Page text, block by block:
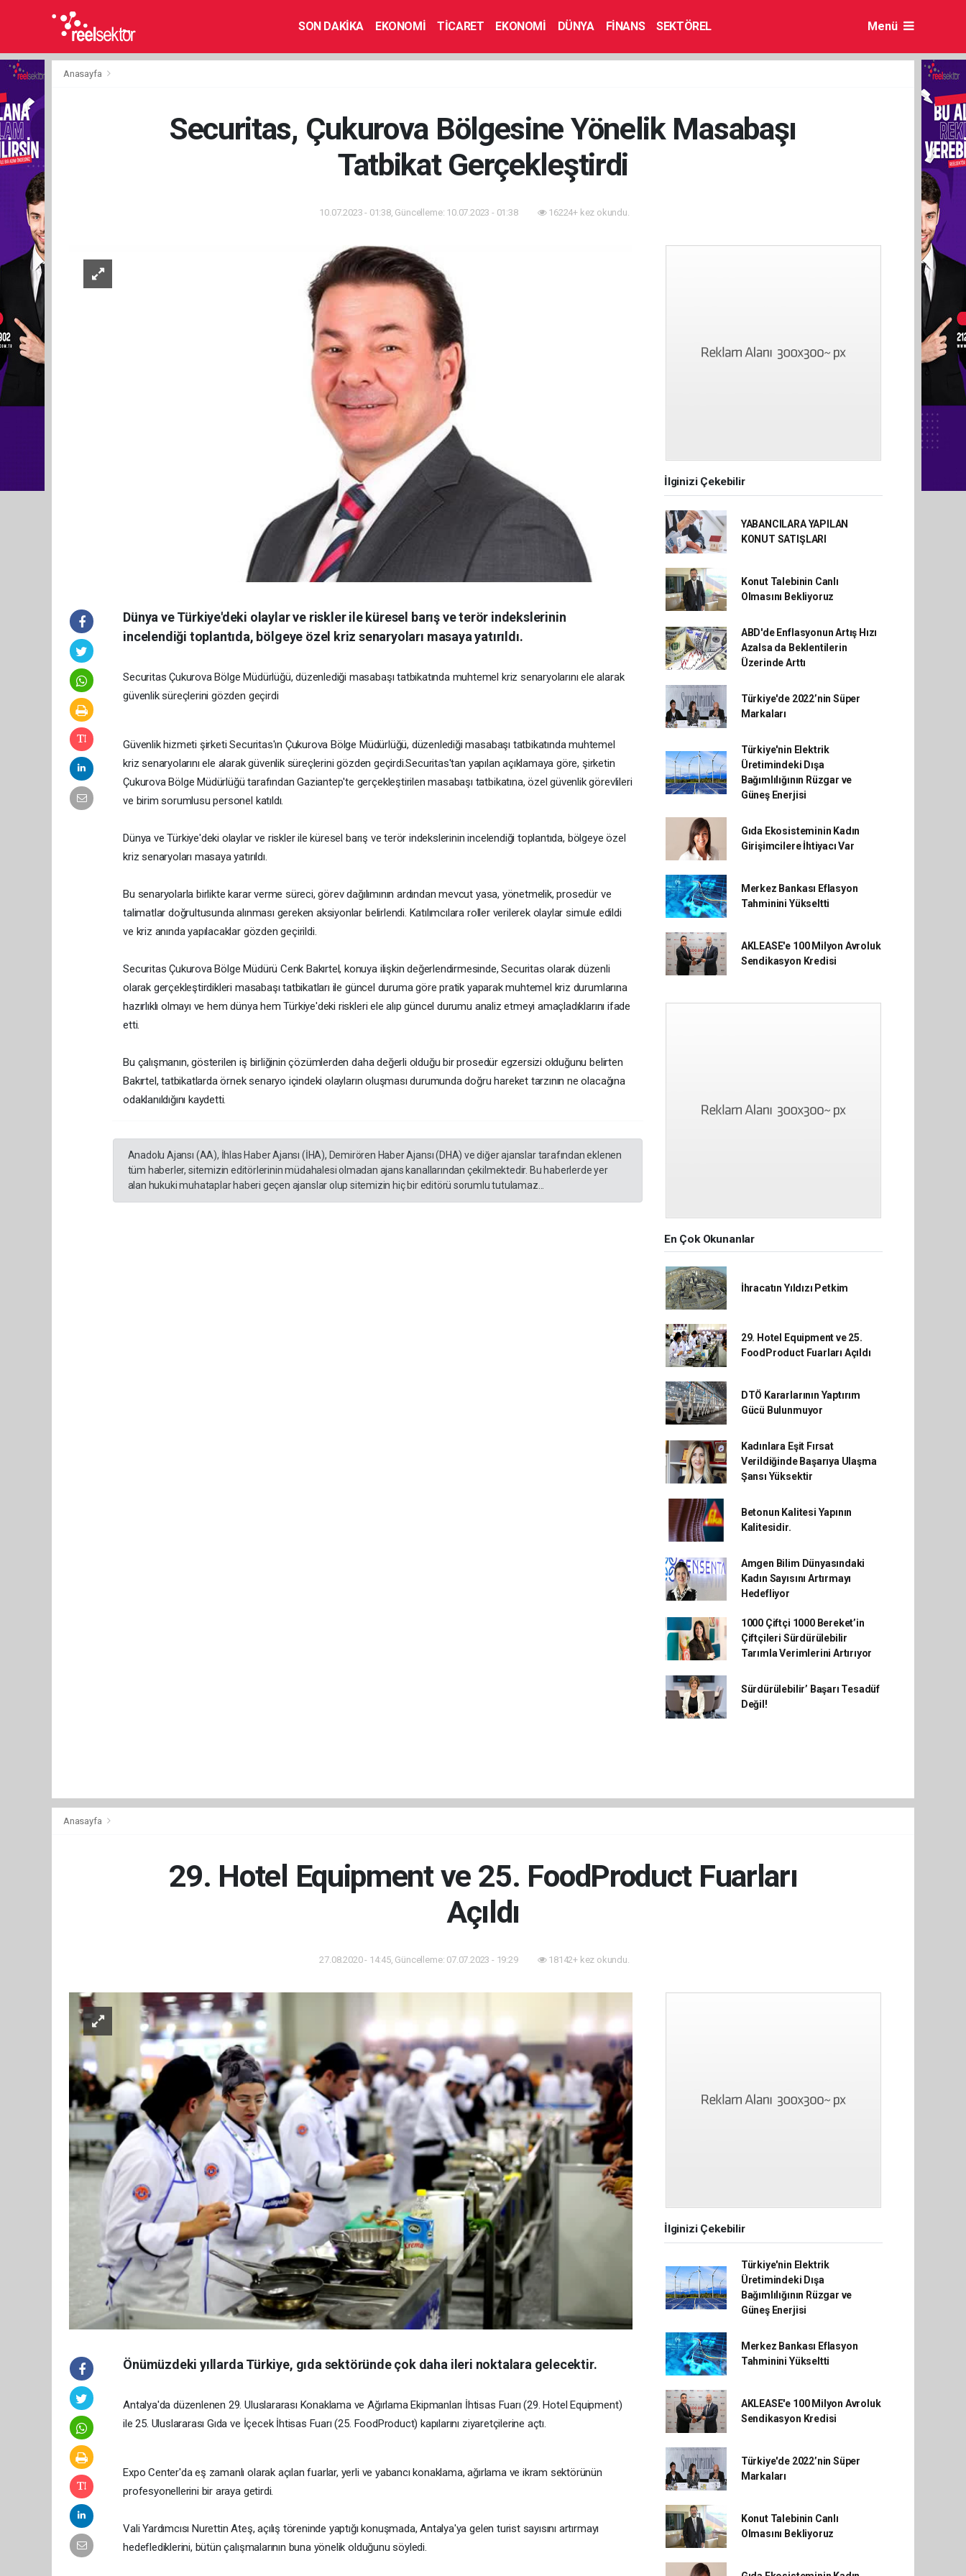
SON DAKİKA EKONOMİ TİCARET EKONOMİ DÜNYA FİNANS SEKTÖREL Menü
Anasayfa
Securitas, Çukurova Bölgesine Yönelik Masabaşı
Tatbikat Gerçekleştirdi
10.07.2023 - 01:38, Güncelleme: 10.07.2023 - 01:38 16224+ kez okundu.
Dünya ve Türkiye'deki olaylar ve riskler ile küresel barış ve terör indekslerinin
incelendiği toplantıda, bölgeye özel kriz senaryoları masaya yatırıldı.
Securitas Çukurova Bölge Müdürlüğü, düzenlediği masabaşı tatbikatında muhtemel kriz senaryolarını ele alarak
güvenlik süreçlerini gözden geçirdi
Güvenlik hizmeti şirketi Securitas'ın Çukurova Bölge Müdürlüğü, düzenlediği masabaşı tatbikatında muhtemel
kriz senaryolarını ele alarak güvenlik süreçlerini gözden geçirdi.Securitas'tan yapılan açıklamaya göre, şirketin
Çukurova Bölge Müdürlüğü tarafından Gaziantep'te gerçekleştirilen masabaşı tatbikatına, özel güvenlik görevlileri
ve birim sorumlusu personel katıldı.
Dünya ve Türkiye'deki olaylar ve riskler ile küresel barış ve terör indekslerinin incelendiği toplantıda, bölgeye özel
kriz senaryoları masaya yatırıldı.
Bu senaryolarla birlikte karar verme süreci, görev dağılımının ardından mevcut yasa, yönetmelik, prosedür ve
talimatlar doğrultusunda alınması gereken aksiyonlar belirlendi. Katılımcılara roller verilerek olaylar simule edildi
ve kriz anında yapılacaklar gözden geçirildi.
Securitas Çukurova Bölge Müdürü Cenk Bakırtel, konuya ilişkin değerlendirmesinde, Securitas olarak düzenli
olarak gerçekleştirdikleri masabaşı tatbikatları ile güncel duruma göre pratik yaparak muhtemel kriz durumlarına
hazırlıklı olmayı ve hem dünya hem Türkiye'deki riskleri ele alıp güncel durumu analiz etmeyi amaçladıklarını ifade
etti.
Bu çalışmanın, gösterilen iş birliğinin çözümlerden daha değerli olduğu bir prosedür egzersizi olduğunu belirten
Bakırtel, tatbikatlarda örnek senaryo içindeki olayların oluşması durumunda doğru hareket tarzının ne olacağına
odaklanıldığını kaydetti.
Anadolu Ajansı (AA), İhlas Haber Ajansı (İHA), Demirören Haber Ajansı (DHA) ve diğer ajanslar tarafından eklenen
tüm haberler, sitemizin editörlerinin müdahalesi olmadan ajans kanallarından çekilmektedir. Bu haberlerde yer
alan hukuki muhataplar haberi geçen ajanslar olup sitemizin hiç bir editörü sorumlu tutulamaz...
İlginizi Çekebilir
YABANCILARA YAPILAN
KONUT SATIŞLARI
Konut Talebinin Canlı
Olmasını Bekliyoruz
ABD'de Enflasyonun Artış Hızı
Azalsa da Beklentilerin
Üzerinde Arttı
Türkiye'de 2022’nin Süper
Markaları
Türkiye'nin Elektrik
Üretimindeki Dışa
Bağımlılığının Rüzgar ve
Güneş Enerjisi
Gıda Ekosisteminin Kadın
Girişimcilere İhtiyacı Var
Merkez Bankası Eflasyon
Tahminini Yükseltti
AKLEASE'e 100 Milyon Avroluk
Sendikasyon Kredisi
En Çok Okunanlar
İhracatın Yıldızı Petkim
29. Hotel Equipment ve 25.
FoodProduct Fuarları Açıldı
DTÖ Kararlarının Yaptırım
Gücü Bulunmuyor
Kadınlara Eşit Fırsat
Verildiğinde Başarıya Ulaşma
Şansı Yüksektir
Betonun Kalitesi Yapının
Kalitesidir.
Amgen Bilim Dünyasındaki
Kadın Sayısını Artırmayı
Hedefliyor
1000 Çiftçi 1000 Bereket’in
Çiftçileri Sürdürülebilir
Tarımla Verimlerini Artırıyor
Sürdürülebilir’ Başarı Tesadüf
Değil!
Anasayfa
29. Hotel Equipment ve 25. FoodProduct Fuarları
Açıldı
27.08.2020 - 14:45, Güncelleme: 07.07.2023 - 19:29 18142+ kez okundu.
Önümüzdeki yıllarda Türkiye, gıda sektöründe çok daha ileri noktalara gelecektir.
​Antalya'da düzenlenen 29. Uluslararası Konaklama ve Ağırlama Ekipmanları İhtisas Fuarı (29. Hotel Equipment)
ile 25. Uluslararası Gıda ve İçecek İhtisas Fuarı (25. FoodProduct) kapılarını ziyaretçilerine açtı.
Expo Center'da eş zamanlı olarak açılan fuarlar, yerli ve yabancı konaklama, ağırlama ve ikram sektörünün
profesyonellerini bir araya getirdi.
Vali Yardımcısı Nurettin Ateş, açılış töreninde yaptığı konuşmada, Antalya'ya gelen turist sayısını artırmayı
hedeflediklerini, bütün çalışmalarının buna yönelik olduğunu söyledi.
İlginizi Çekebilir
Türkiye'nin Elektrik
Üretimindeki Dışa
Bağımlılığının Rüzgar ve
Güneş Enerjisi
Merkez Bankası Eflasyon
Tahminini Yükseltti
AKLEASE'e 100 Milyon Avroluk
Sendikasyon Kredisi
Türkiye'de 2022’nin Süper
Markaları
Konut Talebinin Canlı
Olmasını Bekliyoruz